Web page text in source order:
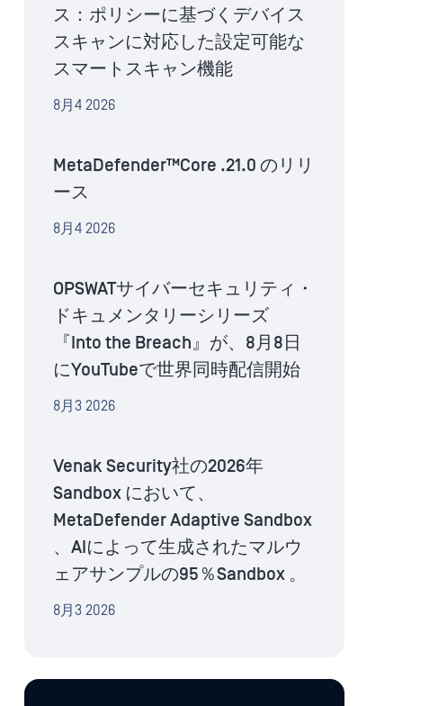
ス：ポリシーに基づくデバイス
スキャンに対応した設定可能な
スマートスキャン機能
8月4 2026
MetaDefender™Core .21.0 のリリ
ース
8月4 2026
OPSWATサイバーセキュリティ・
ドキュメンタリーシリーズ
『Into the Breach』が、8月8日
にYouTubeで世界同時配信開始
8月3 2026
Venak Security社の2026年
Sandbox において、
MetaDefender Adaptive Sandbox
、AIによって生成されたマルウ
ェアサンプルの95％Sandbox 。
8月3 2026